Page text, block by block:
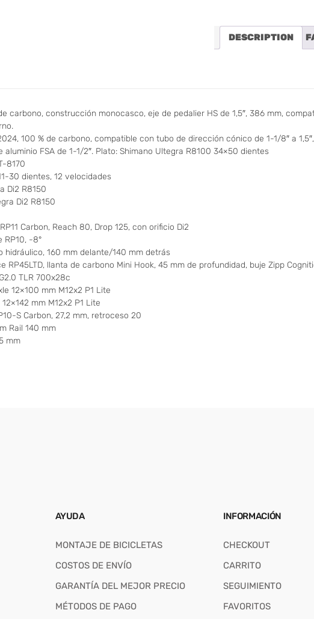
DESCRIPTION
carbono, construcción monocasco, eje de pedalier HS de 1,5″, 386 mm,
100 % de carbono, compatible con tubo de dirección cónico de 1-1/8″ a
FSA de 1-1/2″. Plato: Shimano Ultegra R8100 34×50 dientes
8170
30 dientes, 12 velocidades
Di2 R8150
Di2 R8150
Carbon, Reach 80, Drop 125, con orificio Di2
RP10, -8°
hidráulico, 160 mm delante/140 mm detrás
RP45LTD, llanta de carbono Mini Hook, 45 mm de profundidad, buje Zipp
TLR 700x28c
12×100 mm M12x2 P1 Lite
mm M12x2 P1 Lite
S Carbon, 27,2 mm, retroceso 20
Rail 140 mm
mm
AYUDA
MONTAJE DE BICICLETAS
COSTOS DE ENVÍO
GARANTÍA DEL MEJOR PRECIO
MÉTODOS DE PAGO
INFORMACIÓN
CHECKOUT
CARRITO
SEGUIMIENTO
FAVORITOS